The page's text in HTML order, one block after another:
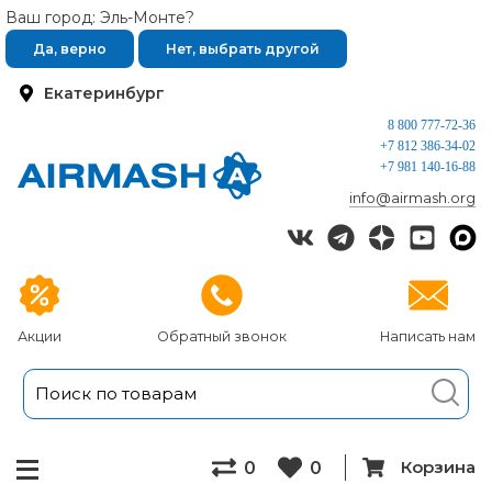
Екатеринбург
Ваш город: Эль-Монте?
Да, верно Нет, выбрать другой
Акции Обратный звонок Написать нам
8 800 777-72-36
+7 812 386-34-02
+7 981 140-16-88
info@airmash.org
0 0 Корзина